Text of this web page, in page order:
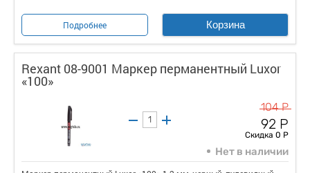
Подробнее Корзина
Rexant 08-9001 Маркер перманентный Luxor
«100»
104 Р
92 Р
Скидка 0 Р
Нет в наличии